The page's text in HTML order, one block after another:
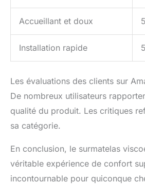
Accueillant et doux
Installation rapide
Les évaluations des clients sur
De nombreux utilisateurs
qualité du produit. Les critiques
sa catégorie.
En conclusion, le surmatelas
véritable expérience de confort
incontournable pour quiconque